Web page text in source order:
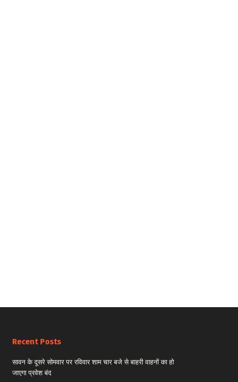
Recent Posts
सावन के दूसरे सोमवार पर रविवार शाम चार बजे से बाहरी वाहनों का हो
जाएगा प्रवेश बंद